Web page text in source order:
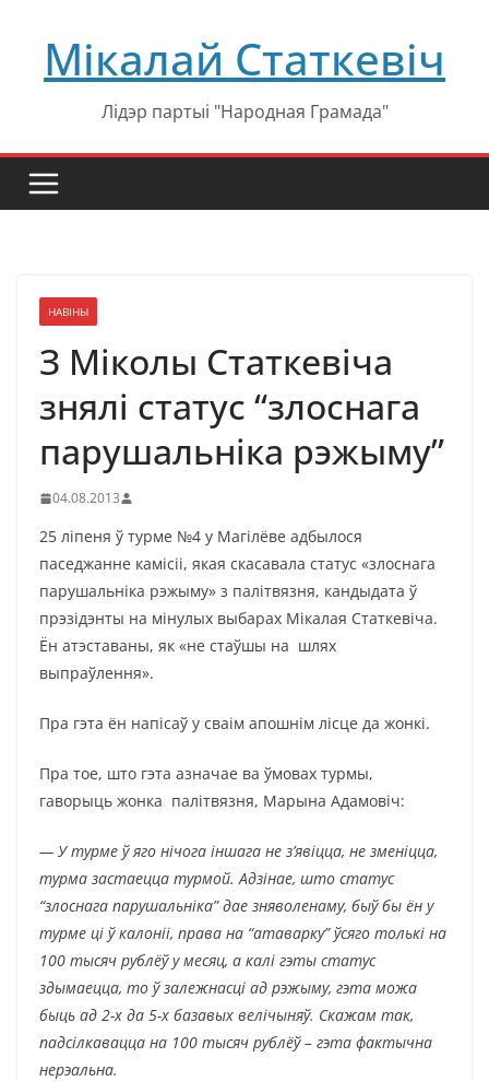
содержимому
Мікалай Статкевіч
Лідэр партыі "Народная Грамада"
НАВІНЫ
З Міколы Статкевіча
знялі статус “злоснага
парушальніка рэжыму”
04.08.2013
25 ліпеня ў турме №4 у Магілёве адбылося
паседжанне камісіі, якая скасавала статус «злоснага
парушальніка рэжыму» з палітвязня, кандыдата ў
прэзідэнты на мінулых выбарах Мікалая Статкевіча.
Ён атэставаны, як «не стаўшы на шлях
выпраўлення».
Пра гэта ён напісаў у сваім апошнім лісце да жонкі.
Пра тое, што гэта азначае ва ўмовах турмы,
гаворыць жонка палітвязня, Марына Адамовіч:
— У турме ў яго нічога іншага не з’явіцца, не зменіцца,
турма застаецца турмой. Адзінае, што статус
“злоснага парушальніка” дае зняволенаму, быў бы ён у
турме ці ў калоніі, права на “атаварку” ўсяго толькі на
100 тысяч рублёў у месяц, а калі гэты статус
здымаецца, то ў залежнасці ад рэжыму, гэта можа
быць ад 2-х да 5-х базавых велічыняў. Скажам так,
падсілкавацца на 100 тысяч рублёў – гэта фактычна
нерэальна.